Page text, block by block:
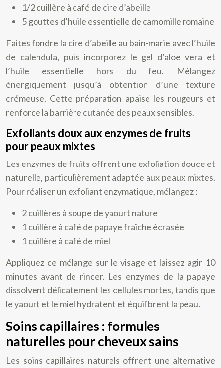
1/2 cuillère à café de cire d’abeille
5 gouttes d’huile essentielle de camomille romaine
Faites fondre la cire d’abeille au bain-marie avec l’huile
de calendula, puis incorporez le gel d’aloe vera et
l’huile essentielle hors du feu. Mélangez
énergiquement jusqu’à obtention d’une texture
crémeuse. Cette préparation apaise les rougeurs et
renforce la barrière cutanée des peaux sensibles.
Exfoliants doux aux enzymes de fruits
pour peaux mixtes
Les enzymes de fruits offrent une exfoliation douce et
naturelle, particulièrement adaptée aux peaux mixtes.
Pour réaliser un exfoliant enzymatique, mélangez :
2 cuillères à soupe de yaourt nature
1 cuillère à café de papaye fraîche écrasée
1 cuillère à café de miel
Appliquez ce mélange sur le visage et laissez agir 10
minutes avant de rincer. Les enzymes de la papaye
dissolvent délicatement les cellules mortes, tandis que
le yaourt et le miel hydratent et équilibrent la peau.
Soins capillaires : formules
naturelles pour cheveux sains
Les soins capillaires naturels offrent une alternative